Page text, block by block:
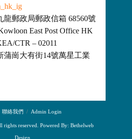
龍郵政局郵政信箱 68560號
East Post Office HK
CTR – 02011
蒲崗大有街14號萬星工業
聯絡我們 Admin Login
reserved. Powered By: Bethelweb
Design